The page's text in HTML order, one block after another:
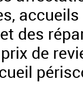
des
de